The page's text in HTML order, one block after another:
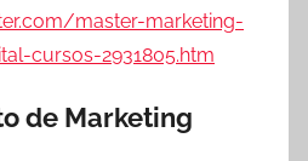
master-marketing-
cursos-2931805.htm
de Marketing